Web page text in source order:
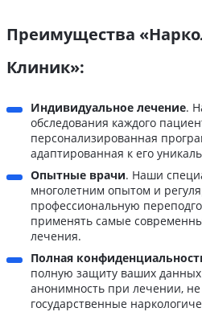
Преимущества
Клиник»:
Индивидуальное лечение.
обследования каждого
персонализированная
адаптированная к его
Опытные врачи. Наши
многолетним опытом и
профессиональную
применять самые
лечения.
Полная
полную защиту ваших
анонимность при лечении,
государственные